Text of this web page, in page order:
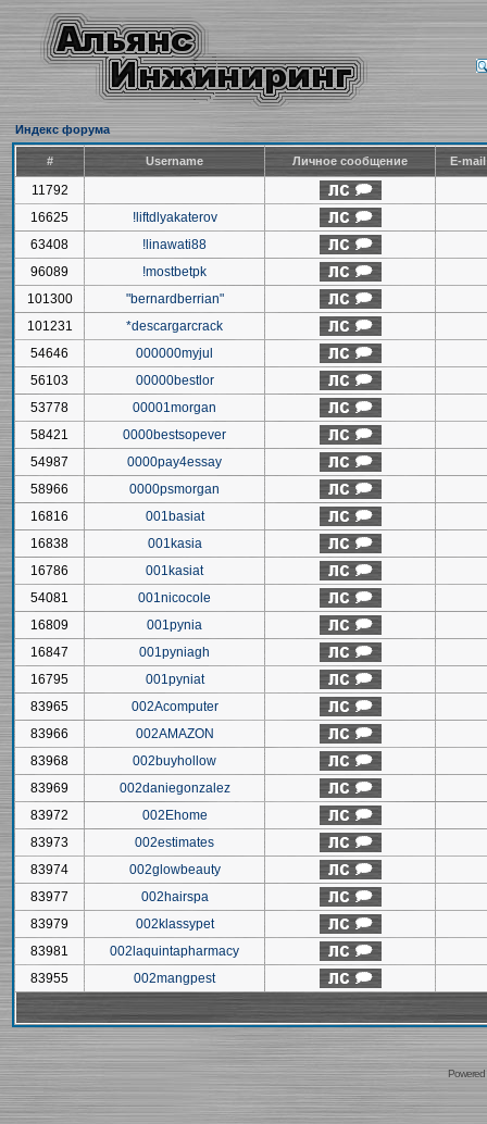
Индекс форума
# Username Личное сообщение E-
11792
16625
!liftdlyakaterov
63408
!linawati88
96089
!mostbetpk
101300
"bernardberrian"
101231
*descargarcrack
54646
000000myjul
56103
00000bestlor
53778
00001morgan
58421
0000bestsopever
54987
0000pay4essay
58966
0000psmorgan
16816
001basiat
16838
001kasia
16786
001kasiat
54081
001nicocole
16809
001pynia
16847
001pyniagh
16795
001pyniat
83965
002Acomputer
83966
002AMAZON
83968
002buyhollow
83969
002daniegonzalez
83972
002Ehome
83973
002estimates
83974
002glowbeauty
83977
002hairspa
83979
002klassypet
83981
002laquintapharmacy
83955
002mangpest